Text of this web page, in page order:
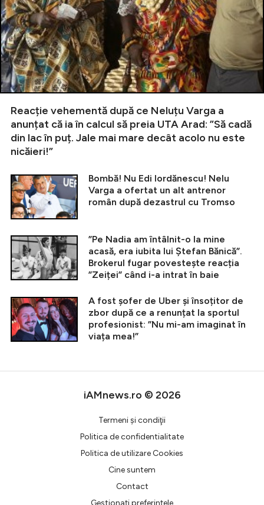
Reacție vehementă după ce Neluțu Varga a
anunțat că ia în calcul să preia UTA Arad: ”Să cadă
din lac în puț. Jale mai mare decât acolo nu este
nicăieri!”
Bombă! Nu Edi Iordănescu! Nelu
Varga a ofertat un alt antrenor
român după dezastrul cu Tromso
”Pe Nadia am întâlnit-o la mine
acasă, era iubita lui Ștefan Bănică”.
Brokerul fugar povestește reacția
”Zeiței” când i-a intrat în baie
A fost șofer de Uber și însoțitor de
zbor după ce a renunțat la sportul
profesionist: ”Nu mi-am imaginat în
viața mea!”
iAMnews.ro © 2026
Termeni şi condiţii
Politica de confidentialitate
Politica de utilizare Cookies
Cine suntem
Contact
Gestionați preferințele